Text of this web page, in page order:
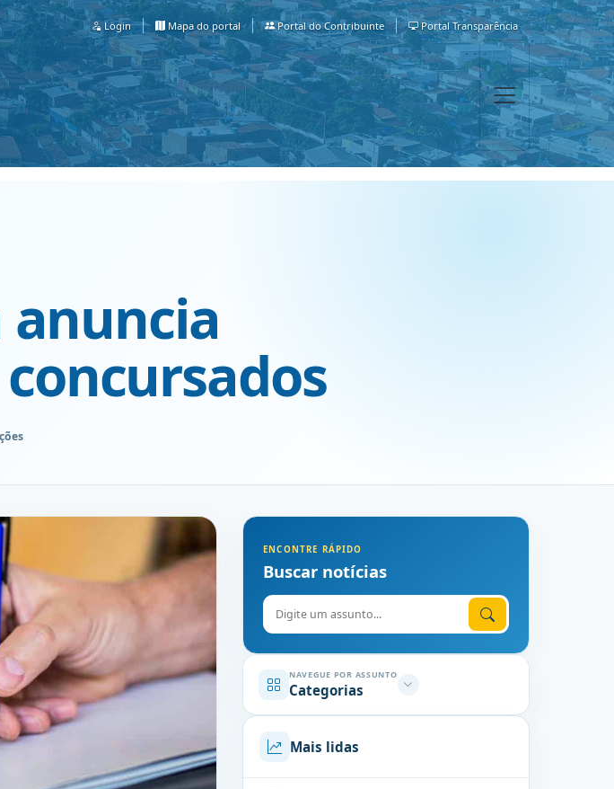
Login Mapa do portal Portal do Contribuinte Portal Transparência
ENCONTRE RÁPIDO
Buscar notícias
Digite o assunto
NAVEGUE POR ASSUNTO
Categorias
Mais lidas